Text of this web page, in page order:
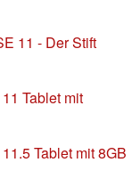
11 - Der Stift
Tablet mit
Tablet mit 8GB